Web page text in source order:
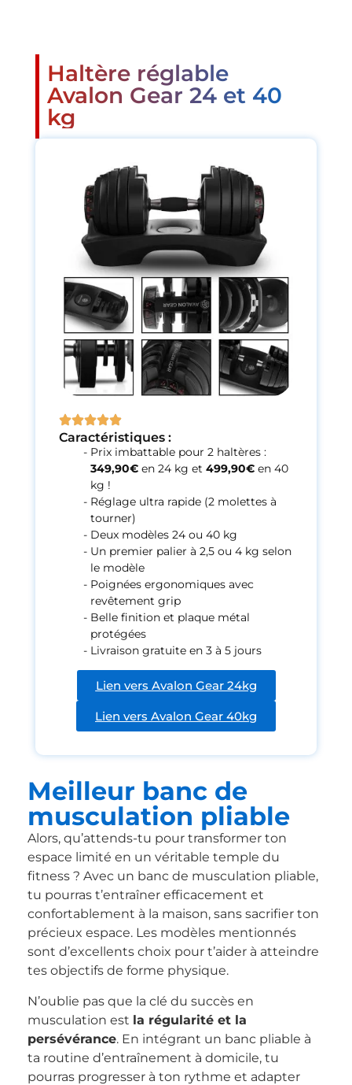
Haltère réglable
Avalon Gear 24 et 40
kg
Caractéristiques :
Prix imbattable pour 2 haltères :
349,90€ en 24 kg et 499,90€ en 40
kg !
Réglage ultra rapide (2 molettes à
tourner)
Deux modèles 24 ou 40 kg
Un premier palier à 2,5 ou 4 kg selon
le modèle
Poignées ergonomiques avec
revêtement grip
Belle finition et plaque métal
protégées
Livraison gratuite en 3 à 5 jours
Lien vers Avalon Gear 24kg
Lien vers Avalon Gear 40kg
Meilleur banc de
musculation pliable
Alors, qu’attends-tu pour transformer ton
espace limité en un véritable temple du
fitness ? Avec un banc de musculation pliable,
tu pourras t’entraîner efficacement et
confortablement à la maison, sans sacrifier ton
précieux espace. Les modèles mentionnés
sont d’excellents choix pour t’aider à atteindre
tes objectifs de forme physique.
N’oublie pas que la clé du succès en
musculation est la régularité et la
persévérance. En intégrant un banc pliable à
ta routine d’entraînement à domicile, tu
pourras progresser à ton rythme et adapter